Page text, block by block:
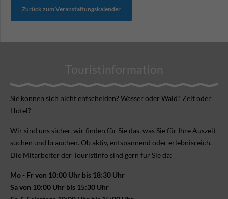
Zurück zum Veranstaltungskalender
Touristinformation
Sie können sich nicht ent­scheiden? Wasser oder Wald? Zelt oder
Hotel?
Wir sind uns sicher, wir finden für Sie das, was Sie für Ihre Aus­zeit
suchen und brauchen. Ob aktiv, ent­spannend oder erlebnis­reich.
Die Mitarbeiter der Touristinfo sind gern für Sie da:
Mo - Fr von 10:00 Uhr bis 18:30 Uhr
Sa von 10:00 Uhr bis 15:30 Uhr